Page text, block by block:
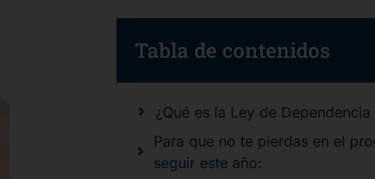
Tabla de contenidos
¿Qué es la Ley de
Para que no te pierdas en el
seguir este año: